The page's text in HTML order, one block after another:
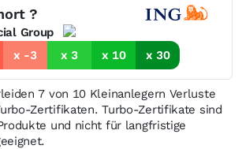
?
Group
x -3 x 3 x 10 x 30
7 von 10 Kleinanlegern Verluste
Zertifikaten. Turbo-Zertifikate sind
und nicht für langfristige